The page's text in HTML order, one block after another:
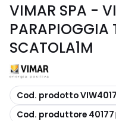
VIMAR SPA -
PARAPIOGGIA
SCATOLA1M
copia
Cod. prodotto
copia
Cod. produttore 40177